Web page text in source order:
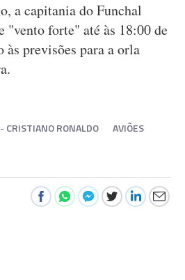
a capitania do Funchal
"vento forte" até às 18:00 de
previsões para a orla
CRISTIANO RONALDO
AVIÕES